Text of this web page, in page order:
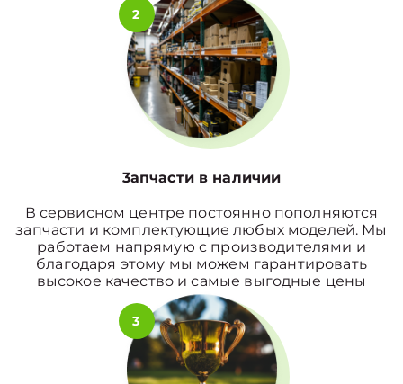
2
3апчасти в наличии
В сервисном центре постоянно пополняются
запчасти и комплектующие любых моделей. Мы
работаем напрямую с производителями и
благодаря этому мы можем гарантировать
высокое качество и самые выгодные цены
3